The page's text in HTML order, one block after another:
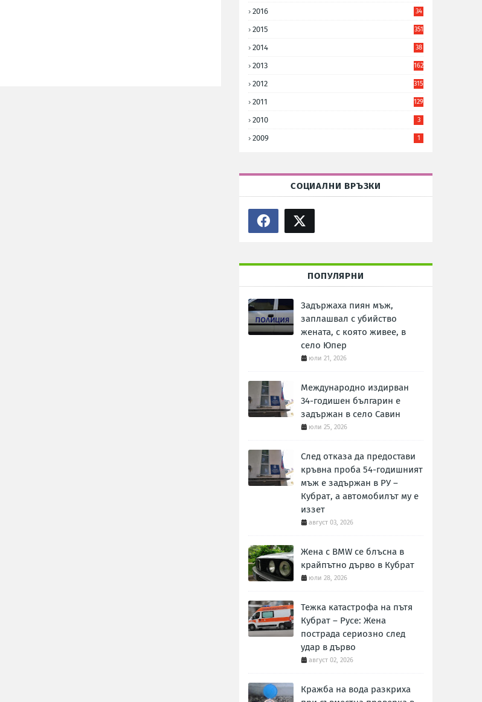
2016
34
2015 351
2014
38
2013 162
2012 315
2011 129
2010 3
2009 1
СОЦИАЛНИ ВРЪЗКИ
ПОПУЛЯРНИ
Задържаха пиян мъж,
заплашвал с убийство
жената, с която живее, в
село Юпер
юли 21, 2026
Международно издирван
34-годишен българин е
задържан в село Савин
юли 25, 2026
След отказа да предостави
кръвна проба 54-годишният
мъж е задържан в РУ –
Кубрат, а автомобилът му е
иззет
август 03, 2026
Жена с BMW се блъсна в
крайпътно дърво в Кубрат
юли 28, 2026
Тежка катастрофа на пътя
Кубрат – Русе: Жена
пострада сериозно след
удар в дърво
август 02, 2026
Кражба на вода разкриха